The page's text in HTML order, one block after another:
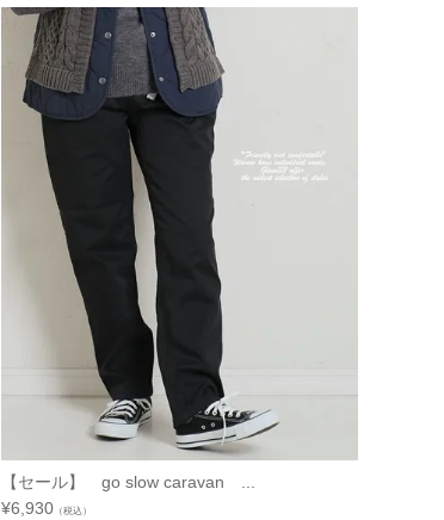
【セール】 go slow caravan ...
¥6,930 （税込）